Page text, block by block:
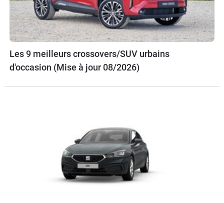
Les 9 meilleurs crossovers/SUV urbains
d'occasion (Mise à jour 08/2026)